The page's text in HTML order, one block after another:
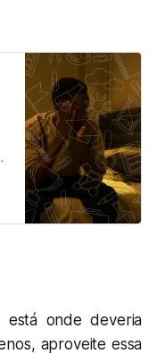
está onde deveria
aproveite essa